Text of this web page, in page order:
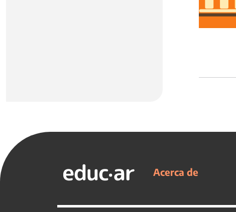
Acerca de